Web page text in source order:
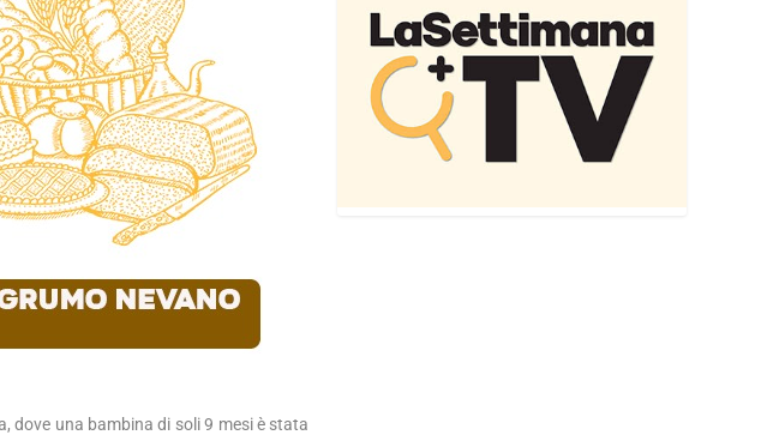
dove una bambina di soli 9 mesi è stata